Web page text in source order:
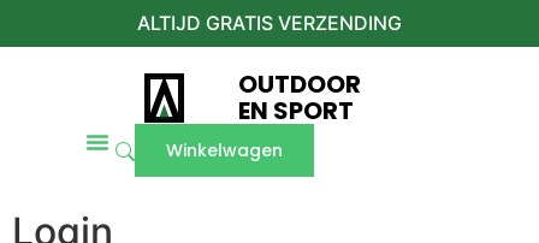
ALTIJD GRATIS VERZENDING
OUTDOOR
EN SPORT
Winkelwagen
Login